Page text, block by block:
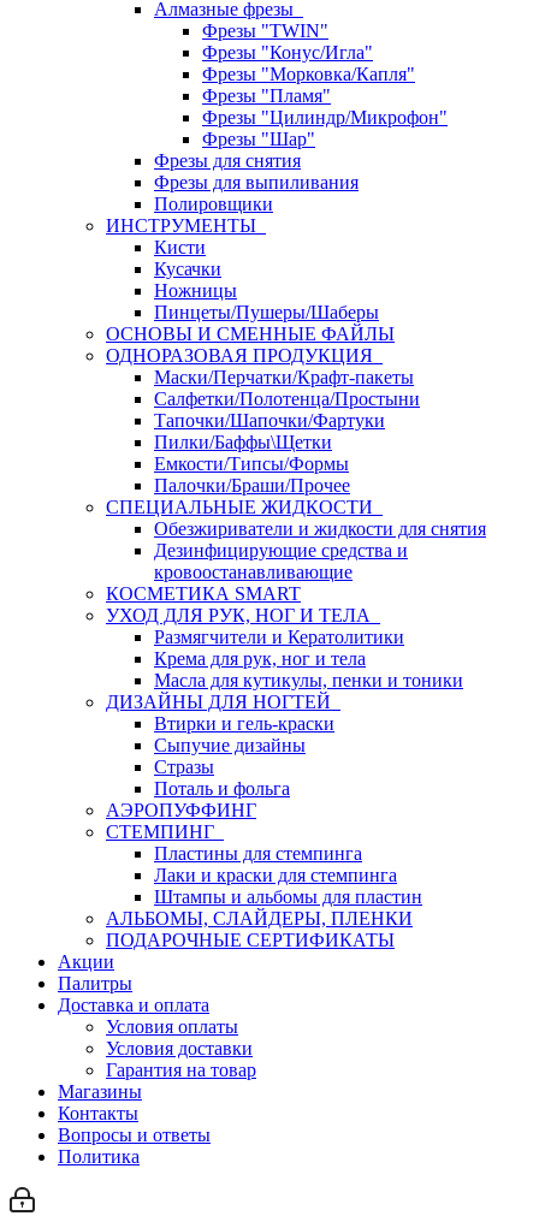
Алмазные фрезы
Фрезы "TWIN"
Фрезы "Конус/Игла"
Фрезы "Морковка/Капля"
Фрезы "Пламя"
Фрезы "Цилиндр/Микрофон"
Фрезы "Шар"
Фрезы для снятия
Фрезы для выпиливания
Полировщики
ИНСТРУМЕНТЫ
Кисти
Кусачки
Ножницы
Пинцеты/Пушеры/Шаберы
ОСНОВЫ И СМЕННЫЕ ФАЙЛЫ
ОДНОРАЗОВАЯ ПРОДУКЦИЯ
Маски/Перчатки/Крафт-пакеты
Салфетки/Полотенца/Простыни
Тапочки/Шапочки/Фартуки
Пилки/Баффы\Щетки
Емкости/Типсы/Формы
Палочки/Браши/Прочее
СПЕЦИАЛЬНЫЕ ЖИДКОСТИ
Обезжириватели и жидкости для снятия
Дезинфицирующие средства и
кровоостанавливающие
КОСМЕТИКА SMART
УХОД ДЛЯ РУК, НОГ И ТЕЛА
Размягчители и Кератолитики
Крема для рук, ног и тела
Масла для кутикулы, пенки и тоники
ДИЗАЙНЫ ДЛЯ НОГТЕЙ
Втирки и гель-краски
Сыпучие дизайны
Стразы
Поталь и фольга
АЭРОПУФФИНГ
СТЕМПИНГ
Пластины для стемпинга
Лаки и краски для стемпинга
Штампы и альбомы для пластин
АЛЬБОМЫ, СЛАЙДЕРЫ, ПЛЕНКИ
ПОДАРОЧНЫЕ СЕРТИФИКАТЫ
Акции
Палитры
Доставка и оплата
Условия оплаты
Условия доставки
Гарантия на товар
Магазины
Контакты
Вопросы и ответы
Политика